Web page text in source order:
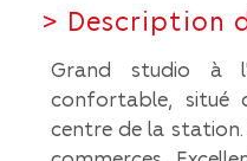
> Description
Grand studio à
confortable, situé
centre de la